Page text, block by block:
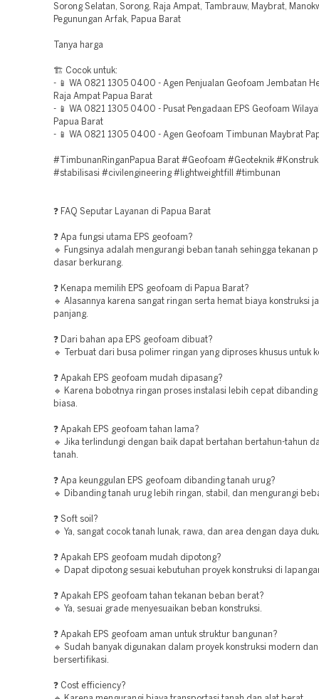
Sorong Selatan, Sorong, Raja Ampat, Tambrauw, Maybrat,
Pegunungan Arfak, Papua Barat
Tanya harga
🏗️ Cocok untuk:
- 📱 WA 0821 1305 0400 - Agen Penjualan Geofoam Jembatan
Raja Ampat Papua Barat
- 📱 WA 0821 1305 0400 - Pusat Pengadaan EPS Geofoam
Papua Barat
- 📱 WA 0821 1305 0400 - Agen Geofoam Timbunan Maybrat
#TimbunanRinganPapua Barat #Geofoam #Geoteknik
#stabilisasi #civilengineering #lightweightfill #timbunan
❓ FAQ Seputar Layanan di Papua Barat
❓ Apa fungsi utama EPS geofoam?
🔹 Fungsinya adalah mengurangi beban tanah sehingga tekanan
dasar berkurang.
❓ Kenapa memilih EPS geofoam di Papua Barat?
🔹 Alasannya karena sangat ringan serta hemat biaya konstruksi
panjang.
❓ Dari bahan apa EPS geofoam dibuat?
🔹 Terbuat dari busa polimer ringan yang diproses khusus untuk
❓ Apakah EPS geofoam mudah dipasang?
🔹 Karena bobotnya ringan proses instalasi lebih cepat
biasa.
❓ Apakah EPS geofoam tahan lama?
🔹 Jika terlindungi dengan baik dapat bertahan bertahun-tahun
tanah.
❓ Apa keunggulan EPS geofoam dibanding tanah urug?
🔹 Dibanding tanah urug lebih ringan, stabil, dan mengurangi
❓ Soft soil?
🔹 Ya, sangat cocok tanah lunak, rawa, dan area dengan daya
❓ Apakah EPS geofoam mudah dipotong?
🔹 Dapat dipotong sesuai kebutuhan proyek konstruksi di
❓ Apakah EPS geofoam tahan tekanan beban berat?
🔹 Ya, sesuai grade menyesuaikan beban konstruksi.
❓ Apakah EPS geofoam aman untuk struktur bangunan?
🔹 Sudah banyak digunakan dalam proyek konstruksi modern dan
bersertifikasi.
❓ Cost efficiency?